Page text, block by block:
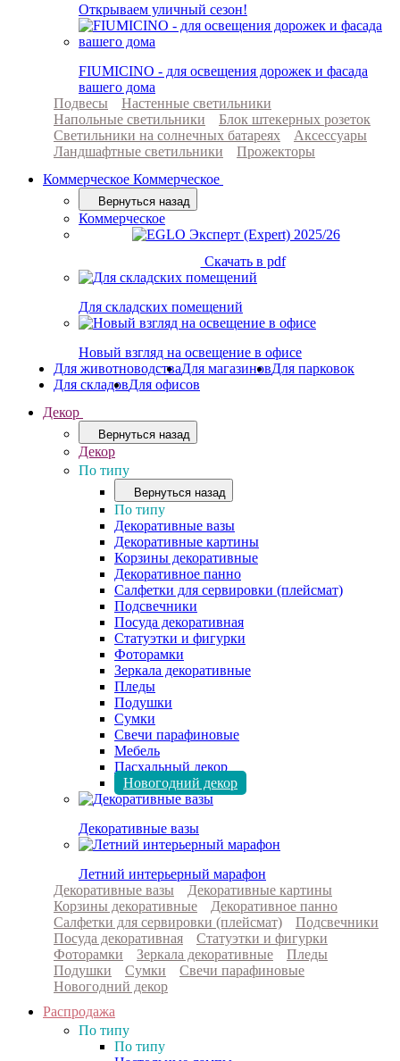
Открываем уличный сезон!
FIUMICINO - для освещения дорожек и фасада
вашего дома
Подвесы
Настенные светильники
Напольные светильники
Блок штекерных розеток
Светильники на солнечных батареях
Аксессуары
Ландшафтные светильники
Прожекторы
Коммерческое Коммерческое
Вернуться назад
Коммерческое
Скачать в pdf
Для складских помещений
Новый взгляд на освещение в офисе
Для животноводстваДля магазиновДля парковок
Для складовДля офисов
Декор
Вернуться назад
Декор
По типу
Вернуться назад
По типу
Декоративные вазы
Декоративные картины
Корзины декоративные
Декоративное панно
Салфетки для сервировки (плейсмат)
Подсвечники
Посуда декоративная
Статуэтки и фигурки
Фоторамки
Зеркала декоративные
Пледы
Подушки
Сумки
Свечи парафиновые
Мебель
Пасхальный декор
Новогодний декор
Декоративные вазы
Летний интерьерный марафон
Декоративные вазы
Декоративные картины
Корзины декоративные
Декоративное панно
Салфетки для сервировки (плейсмат)
Подсвечники
Посуда декоративная
Статуэтки и фигурки
Фоторамки
Зеркала декоративные
Пледы
Подушки
Сумки
Свечи парафиновые
Новогодний декор
Распродажа
По типу
По типу